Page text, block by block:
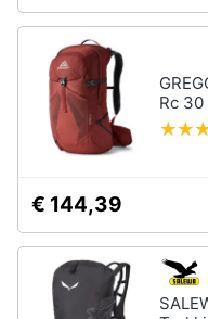
Rc 30
€ 144,39